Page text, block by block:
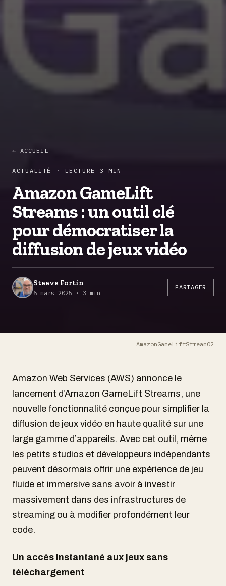
← ACCUEIL
ACTUALITÉ · LECTURE 3 MIN
Amazon GameLift
Streams : un outil clé
pour démocratiser la
diffusion de jeux vidéo
Steeve Fortin
6 mars 2025 · 3 min
PARTAGER
AmazonGameLiftStream02
Amazon Web Services (AWS) annonce le
lancement d’Amazon GameLift Streams, une
nouvelle fonctionnalité conçue pour simplifier la
diffusion de jeux vidéo en haute qualité sur une
large gamme d’appareils. Avec cet outil, même
les petits studios et développeurs indépendants
peuvent désormais offrir une expérience de jeu
fluide et immersive sans avoir à investir
massivement dans des infrastructures de
streaming ou à modifier profondément leur
code.
Un accès instantané aux jeux sans
téléchargement